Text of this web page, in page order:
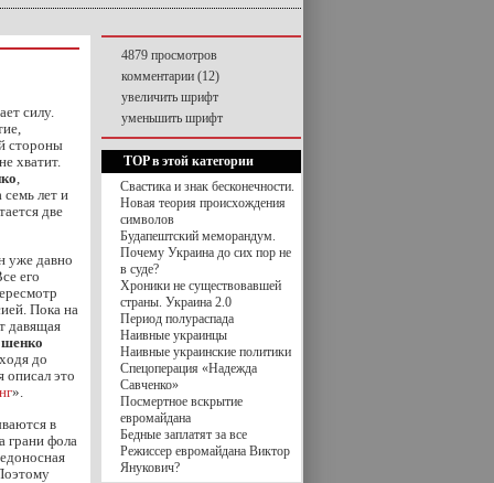
силу.
стороны
хватит.
,
семь лет и
две
уже давно
его
Пока на
давящая
до
описал это
».
в
грани фола
4879 просмотров
комментарии (12)
увеличить шрифт
уменьшить шрифт
TOP в этой категории
Свастика и знак бесконечности.
Новая теория происхождения
символов
Будапештский меморандум.
Почему Украина до сих пор не
в суде?
Хроники не существовавшей
страны. Украина 2.0
Период полураспада
Наивные украинцы
Наивные украинские политики
Спецоперация «Надежда
Савченко»
Посмертное вскрытие
евромайдана
Бедные заплатят за все
Режиссер евромайдана Виктор
Янукович?